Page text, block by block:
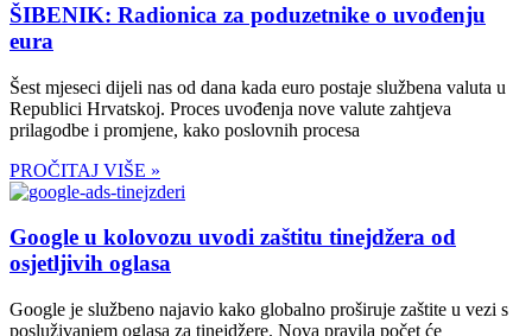
ŠIBENIK: Radionica za poduzetnike o uvođenju
eura
Šest mjeseci dijeli nas od dana kada euro postaje službena valuta u
Republici Hrvatskoj. Proces uvođenja nove valute zahtjeva
prilagodbe i promjene, kako poslovnih procesa
PROČITAJ VIŠE »
Google u kolovozu uvodi zaštitu tinejdžera od
osjetljivih oglasa
Google je službeno najavio kako globalno proširuje zaštite u vezi s
posluživanjem oglasa za tinejdžere. Nova pravila počet će